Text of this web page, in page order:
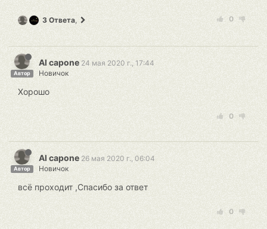
0
3 Ответа
Автор
Al capone 24 мая 2020 г., 17:44
Новичок
Хорошо
0
Автор
Al capone 26 мая 2020 г., 06:04
Новичок
всё проходит ,Спасибо за ответ
0